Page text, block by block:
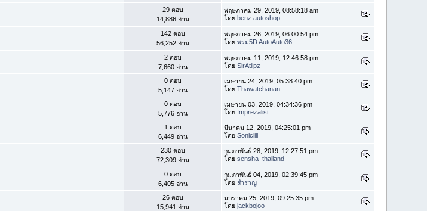
29 ตอบ
14,886 อ่าน
พฤษภาคม 29, 2019, 08:58:18 am
โดยbenz autoshop
142 ตอบ
56,252 อ่าน
พฤษภาคม 26, 2019, 06:00:54 pm
โดยพรม5D AutoAuto36
2 ตอบ
7,660 อ่าน
พฤษภาคม 11, 2019, 12:46:58 pm
โดยSirAtiipz
0 ตอบ
5,147 อ่าน
เมษายน 24, 2019, 05:38:40 pm
โดยThawatchanan
0 ตอบ
5,776 อ่าน
เมษายน 03, 2019, 04:34:36 pm
โดย Imprezalist
1 ตอบ
6,449 อ่าน
มีนาคม 12, 2019, 04:25:01 pm
โดยSoniclill
230 ตอบ
72,309 อ่าน
กุมภาพันธ์ 28, 2019, 12:27:51 pm
โดยsensha_thailand
0 ตอบ
6,405 อ่าน
กุมภาพันธ์ 04, 2019, 02:39:45 pm
โดยสำราญ
26 ตอบ
15,941 อ่าน
มกราคม 25, 2019, 09:25:35 pm
โดยjackbojoo